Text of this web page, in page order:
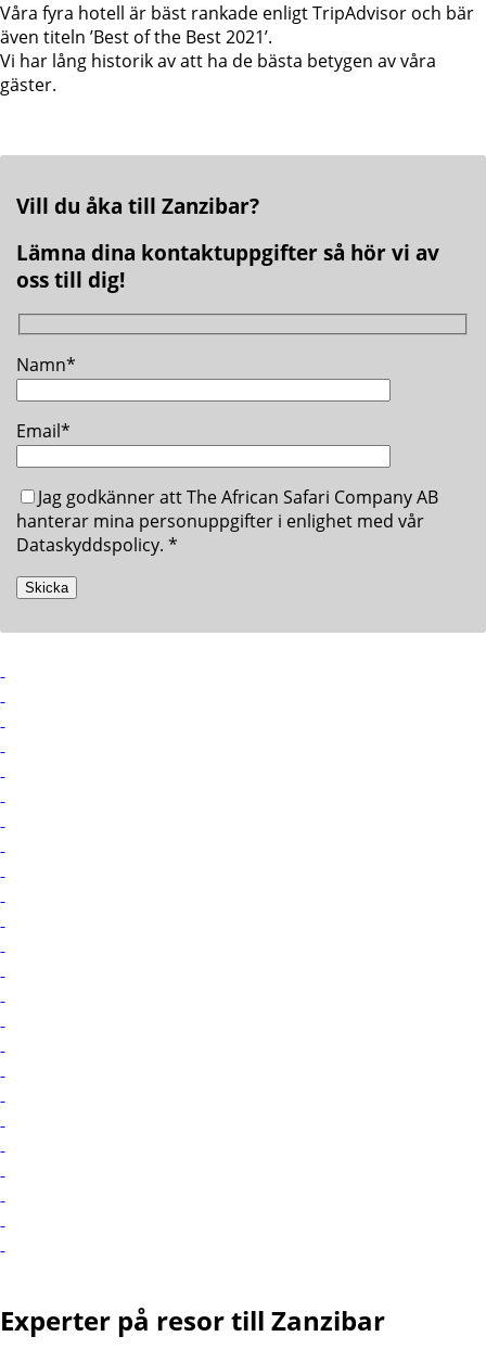
Våra fyra hotell är bäst rankade enligt TripAdvisor och bär
även titeln ’Best of the Best 2021’.
Vi har lång historik av att ha de bästa betygen av våra
gäster.
Vill du åka till Zanzibar?
Lämna dina kontaktuppgifter så hör vi av
oss till dig!
Namn*
Email*
Jag godkänner att The African Safari Company AB
hanterar mina personuppgifter i enlighet med vår
Dataskyddspolicy. *
Experter på resor till Zanzibar